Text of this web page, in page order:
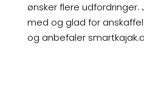
ønsker flere
med og glad for
og anbefaler